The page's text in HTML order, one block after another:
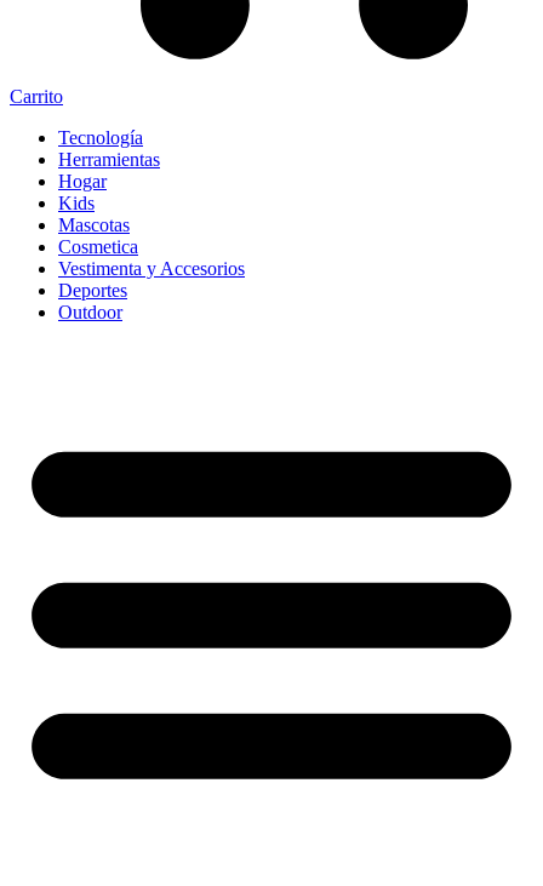
Carrito
Tecnología
Herramientas
Hogar
Kids
Mascotas
Cosmetica
Vestimenta y Accesorios
Deportes
Outdoor